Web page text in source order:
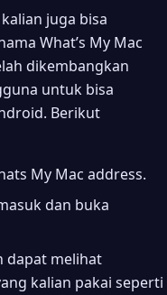
juga bisa
What’s My Mac
dikembangkan
untuk bisa
Berikut
My Mac address.
dan buka
dapat melihat
kalian pakai seperti